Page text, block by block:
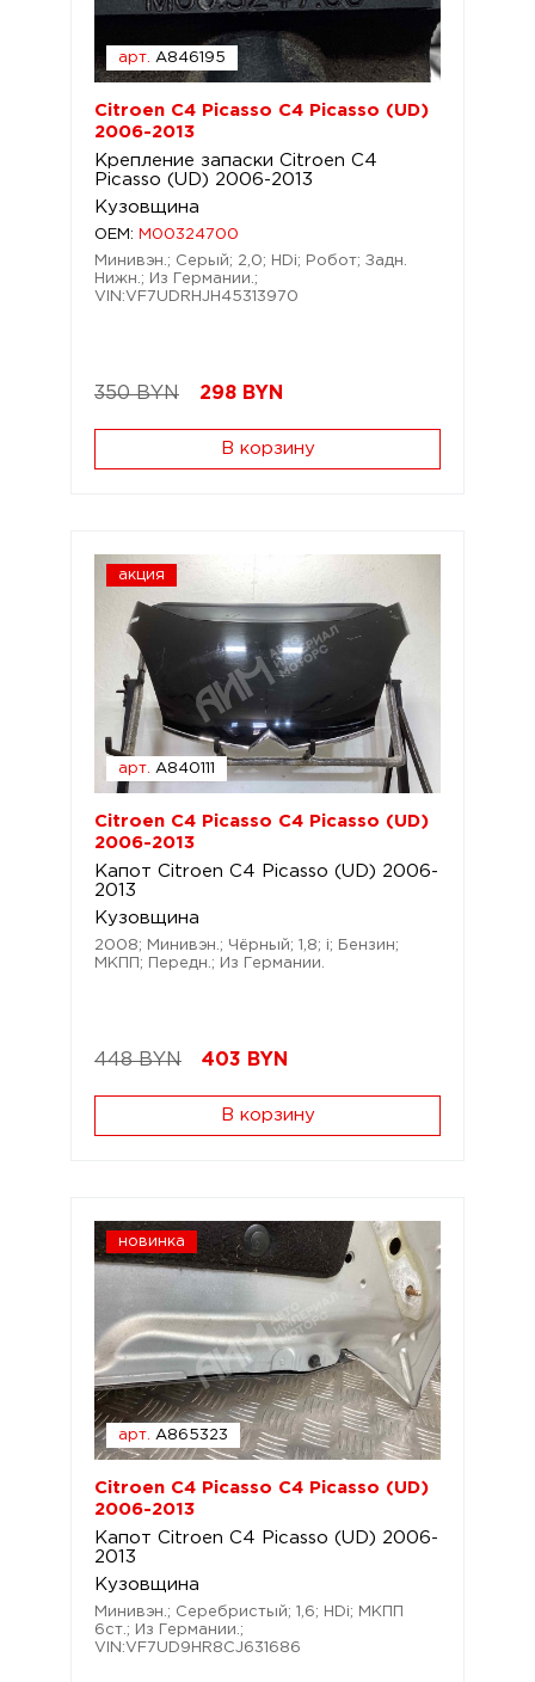
арт. A846195
Citroen C4 Picasso C4 Picasso (UD)
2006-2013
Крепление запаски Citroen C4
Picasso (UD) 2006-2013
Кузовщина
OEM:
M00324700
Минивэн.; Серый; 2,0; HDi; Робот; Задн.
Нижн.; Из Германии.;
VIN:VF7UDRHJH45313970
350 BYN 298 BYN
В корзину
акция
арт. A840111
Citroen C4 Picasso C4 Picasso (UD)
2006-2013
Капот Citroen C4 Picasso (UD) 2006-
2013
Кузовщина
2008; Минивэн.; Чёрный; 1,8; i; Бензин;
МКПП; Передн.; Из Германии.
448 BYN 403 BYN
В корзину
новинка
арт. A865323
Citroen C4 Picasso C4 Picasso (UD)
2006-2013
Капот Citroen C4 Picasso (UD) 2006-
2013
Кузовщина
Минивэн.; Серебристый; 1,6; HDi; МКПП
6ст.; Из Германии.;
VIN:VF7UD9HR8CJ631686